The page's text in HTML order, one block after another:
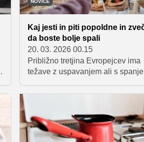
Kaj jesti in piti popoldne in
da boste bolje spali
20. 03. 2026 00.15
Približno tretjina Evropejcev ima
težave z uspavanjem ali s
Če se tudi vi srečujete s tem, ne
pregled pri zdravniku ali začnete
razmišljati o uspavalih, poskusite
najprej prilagoditi svojo